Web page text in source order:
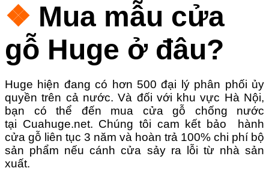
❖ Mua mẫu cửa
gỗ Huge ở đâu?
Huge hiện đang có hơn 500 đại lý phân phối ủy
quyền trên cả nước. Và đối với khu vực Hà Nội,
bạn có thể đến mua cửa gỗ chống nước
tại Cuahuge.net. Chúng tôi cam kết bảo hành
cửa gỗ liên tục 3 năm và hoàn trả 100% chi phí bộ
sản phẩm nếu cánh cửa sảy ra lỗi từ nhà sản
xuất.